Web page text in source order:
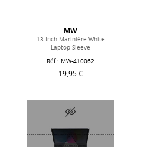
MW
13-Inch Marinière White
Laptop Sleeve
Réf : MW-410062
19,95 €